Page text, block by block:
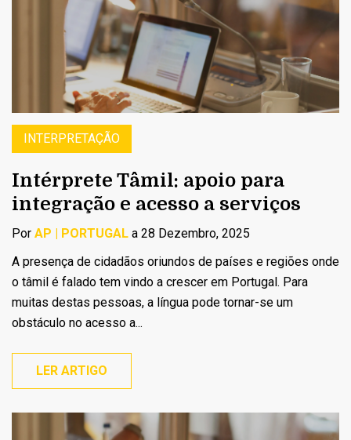
INTERPRETAÇÃO
Intérprete Tâmil: apoio para
integração e acesso a serviços
Por AP | PORTUGAL a 28 Dezembro, 2025
A presença de cidadãos oriundos de países e regiões onde
o tâmil é falado tem vindo a crescer em Portugal. Para
muitas destas pessoas, a língua pode tornar-se um
obstáculo no acesso a...
LER ARTIGO